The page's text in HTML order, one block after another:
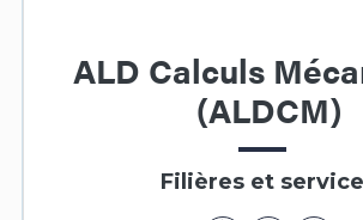
ALD Calculs
(ALDCM)
Filières et